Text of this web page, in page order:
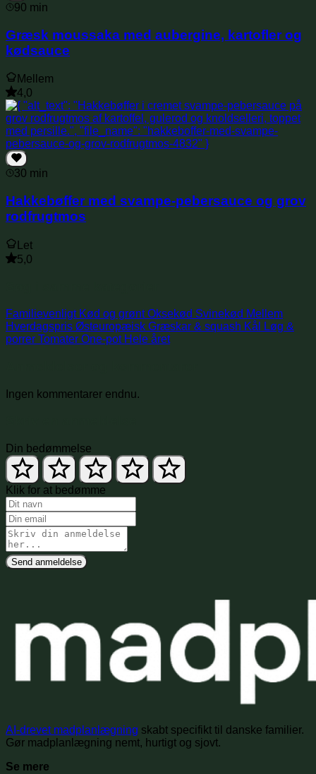
90 min
Græsk moussaka med aubergine, kartofler og
kødsauce
Mellem
4,0
30 min
Hakkebøffer med svampe-pebersauce og grov
rodfrugtmos
Let
5,0
Familievenligt Kød og grønt Oksekød Svinekød Mellem
Hverdagspris Østeuropæisk Græskar & squash Kål
Løg &
porrer Tomater One-pot Hele året
Ingen kommentarer endnu.
Din bedømmelse
Klik for at bedømme
Send anmeldelse
AI-drevet madplanlægning skabt specifikt til danske familier.
Gør madplanlægning nemt, hurtigt og sjovt.
Se mere